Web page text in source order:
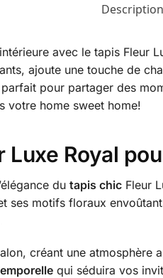
Description
avec le tapis Fleur
ajoute une touche de
pour partager des
votre home sweet home!
Luxe Royal
du tapis chicFleur
ses motifs floraux
créant une atmosphère
qui séduira vos